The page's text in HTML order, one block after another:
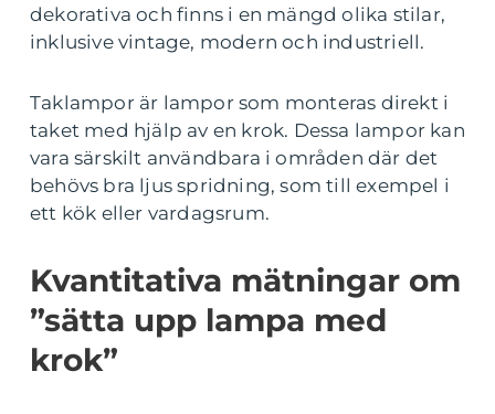
dekorativa och finns i en mängd olika stilar,
inklusive vintage, modern och industriell.
Taklampor är lampor som monteras direkt i
taket med hjälp av en krok. Dessa lampor kan
vara särskilt användbara i områden där det
behövs bra ljus spridning, som till exempel i
ett kök eller vardagsrum.
Kvantitativa mätningar om
”sätta upp lampa med
krok”